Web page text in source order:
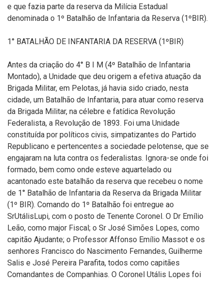
e que fazia parte da reserva da Milícia Estadual
denominada o 1º Batalhão de Infantaria da Reserva (1ºBIR).
1° BATALHÃO DE INFANTARIA DA RESERVA (1ºBIR)
Antes da criação do 4° B I M (4º Batalhão de Infantaria
Montado), a Unidade que deu origem a efetiva atuação da
Brigada Militar, em Pelotas, já havia sido criado, nesta
cidade, um Batalhão de Infantaria, para atuar como reserva
da Brigada Militar, na célebre e fatídica Revolução
Federalista, a Revolução de 1893. Foi uma Unidade
constituída por políticos civis, simpatizantes do Partido
Republicano e pertencentes a sociedade pelotense, que se
engajaram na luta contra os federalistas. Ignora-se onde foi
formado, bem como onde esteve aquartelado ou
acantonado este batalhão da reserva que recebeu o nome
de 1° Batalhão de Infantaria da Reserva da Brigada Militar
(1º BIR). Comando do 1º Batalhão foi entregue ao
SrUtálisLupi, com o posto de Tenente Coronel. O Dr Emílio
Leão, como major Fiscal; o Sr José Simões Lopes, como
capitão Ajudante; o Professor Affonso Emílio Massot e os
senhores Francisco do Nascimento Fernandes, Guilherme
Salis e José Pereira Parafita, todos como capitães
Comandantes de Companhias. O Coronel Utális Lopes foi